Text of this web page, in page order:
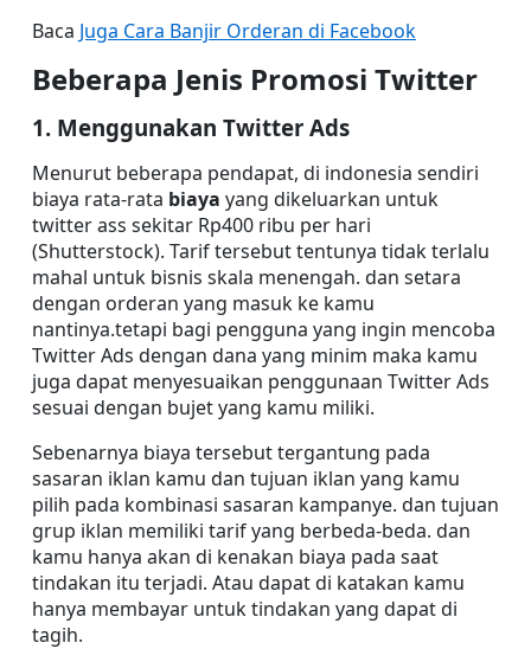
Baca Juga Cara Banjir Orderan di Facebook
Beberapa Jenis Promosi Twitter
1. Menggunakan Twitter Ads
Menurut beberapa pendapat, di indonesia sendiri
biaya rata-rata biaya yang dikeluarkan untuk
twitter ass sekitar Rp400 ribu per hari
(Shutterstock). Tarif tersebut tentunya tidak terlalu
mahal untuk bisnis skala menengah. dan setara
dengan orderan yang masuk ke kamu
nantinya.tetapi bagi pengguna yang ingin mencoba
Twitter Ads dengan dana yang minim maka kamu
juga dapat menyesuaikan penggunaan Twitter Ads
sesuai dengan bujet yang kamu miliki.
Sebenarnya biaya tersebut tergantung pada
sasaran iklan kamu dan tujuan iklan yang kamu
pilih pada kombinasi sasaran kampanye. dan tujuan
grup iklan memiliki tarif yang berbeda-beda. dan
kamu hanya akan di kenakan biaya pada saat
tindakan itu terjadi. Atau dapat di katakan kamu
hanya membayar untuk tindakan yang dapat di
tagih.